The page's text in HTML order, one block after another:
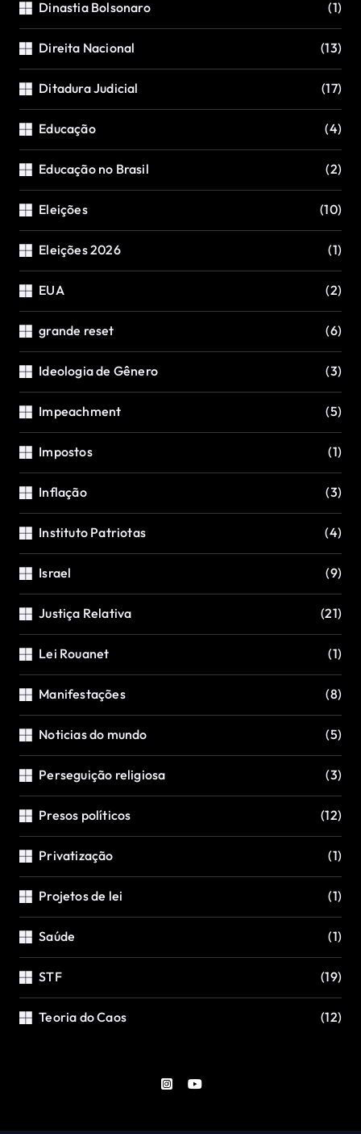
Dinastia Bolsonaro (1)
Direita Nacional (13)
Ditadura Judicial (17)
Educação (4)
Educação no Brasil (2)
Eleições (10)
Eleições 2026 (1)
EUA (2)
grande reset (6)
Ideologia de Gênero (3)
Impeachment (5)
Impostos (1)
Inflação (3)
Instituto Patriotas (4)
Israel (9)
Justiça Relativa (21)
Lei Rouanet (1)
Manifestações (8)
Noticias do mundo (5)
Perseguição religiosa (3)
Presos políticos (12)
Privatização (1)
Projetos de lei (1)
Saúde (1)
STF (19)
Teoria do Caos (12)